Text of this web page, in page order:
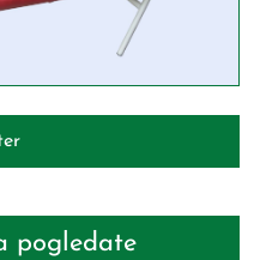
pogledate